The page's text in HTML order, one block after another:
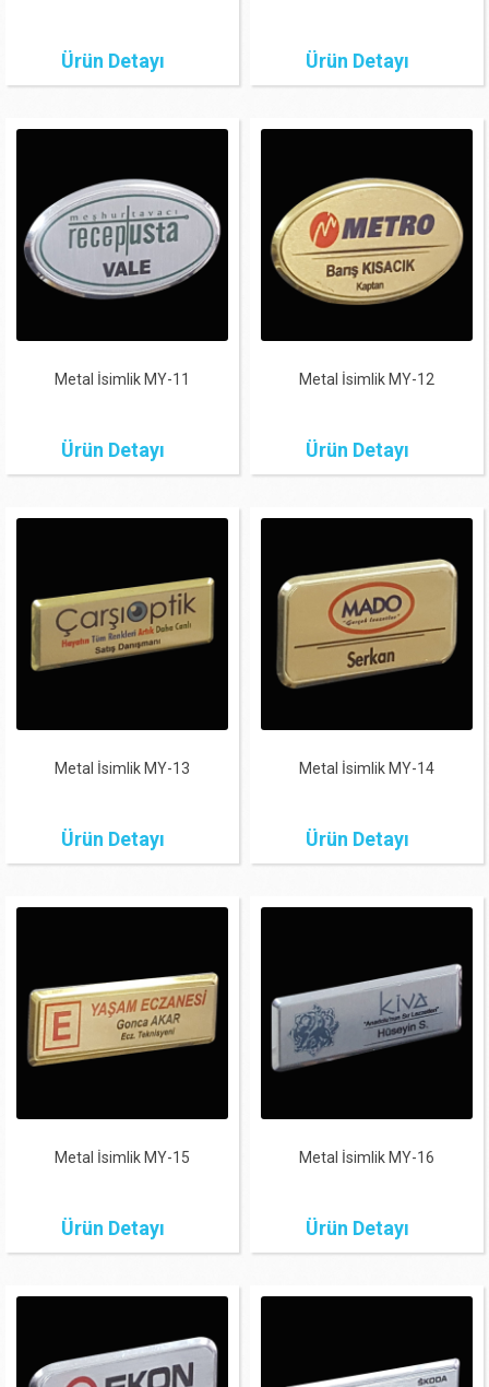
Ürün Detayı Ürün Detayı
Metal İsimlik MY-11
Ürün Detayı
Metal İsimlik MY-12
Ürün Detayı
Metal İsimlik MY-13
Ürün Detayı
Metal İsimlik MY-14
Ürün Detayı
Metal İsimlik MY-15
Ürün Detayı
Metal İsimlik MY-16
Ürün Detayı